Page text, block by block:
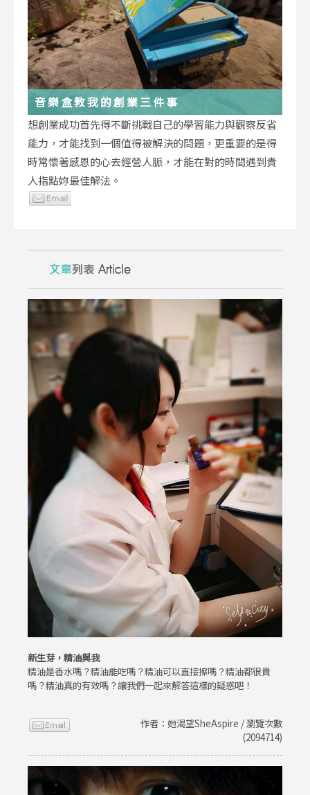
音樂盒教我的創業三件事
想創業成功首先得不斷挑戰自己的學習能力與觀察反省
能力，才能找到一個值得被解決的問題，更重要的是得
時常懷著感恩的心去經營人脈，才能在對的時間遇到貴
人指點妳最佳解法。
新生芽，精油與我
精油是香水嗎？精油能吃嗎？精油可以直接擦嗎？精油都很貴
嗎？精油真的有效嗎？讓我們一起來解答這樣的疑惑吧！
作者：她渴望SheAspire / 瀏覽次數
(2094714)